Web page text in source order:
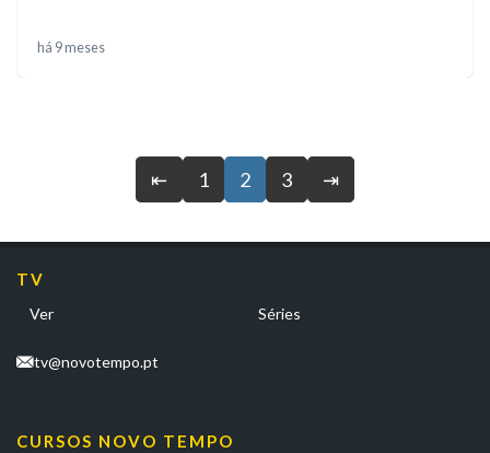
há 9 meses
⇤ 1 2 3 ⇥
TV
Ver Séries
tv@novotempo.pt
CURSOS NOVO TEMPO